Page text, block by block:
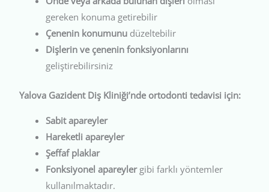
gereken konuma getirebilir
Çenenin konumunu düzeltebilir
Dişlerin ve çenenin fonksiyonlarını
geliştirebilirsiniz
Yalova Gazident Diş Kliniği’nde ortodonti tedavisi için:
Sabit apareyler
Hareketli apareyler
Şeffaf plaklar
Fonksiyonel apareylergibi farklı yöntemler
kullanılmaktadır.